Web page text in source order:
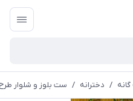
/ دخترانه / ست بلوز و شلوار طرح